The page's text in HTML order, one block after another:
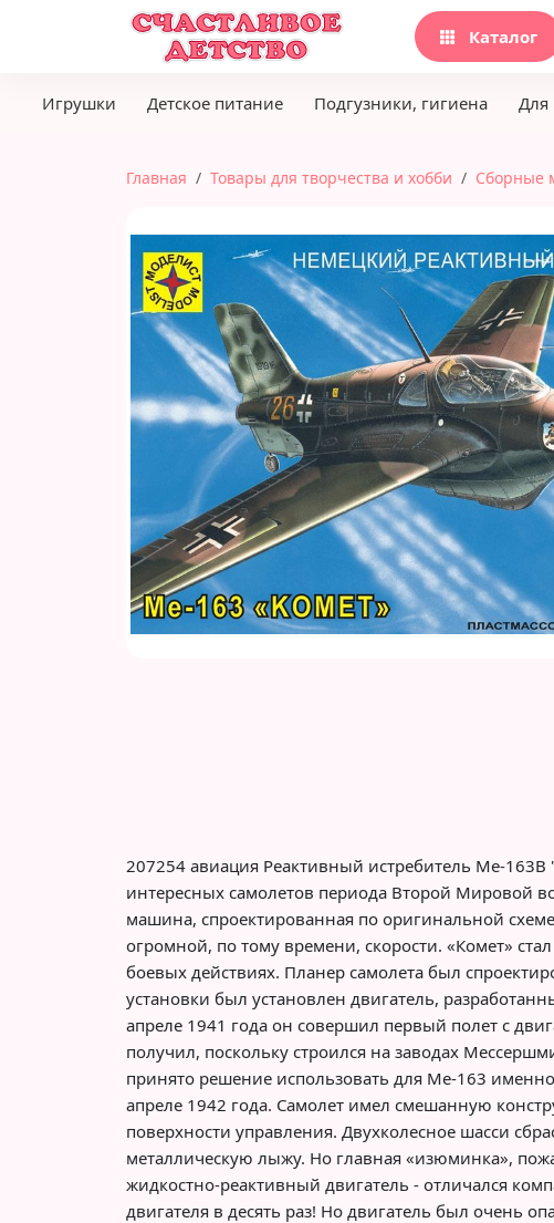
Каталог
Игрушки Детское питание Подгузники, гигиена
Главная Товары для творчества и хобби Сборные
207254 авиация Реактивный истребитель Ме-
интересных самолетов периода Второй Мировой
машина, спроектированная по оригинальной
огромной, по тому времени, скорости. «Комет»
боевых действиях. Планер самолета был
установки был установлен двигатель,
апреле 1941 года он совершил первый полет с
получил, поскольку строился на заводах
принято решение использовать для Ме-163
апреле 1942 года. Самолет имел смешанную
поверхности управления. Двухколесное шасси
металлическую лыжу. Но главная «изюминка»,
жидкостно-реактивный двигатель - отличался
двигателя в десять раз! Но двигатель был очень